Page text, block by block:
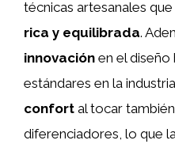
técnicas artesanales
rica y equilibrada.
innovación en el diseño
estándares en la
confort al tocar
diferenciadores, lo que